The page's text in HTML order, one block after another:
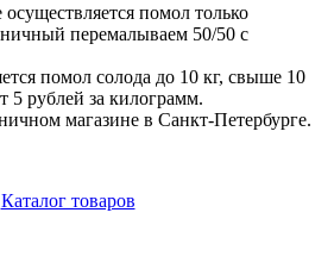
помол только
перемалываем 50/50 с
помол солода до 10 кг, свыше 10
5 рублей за килограмм.
магазине в Санкт-Петербурге.
Каталог товаров